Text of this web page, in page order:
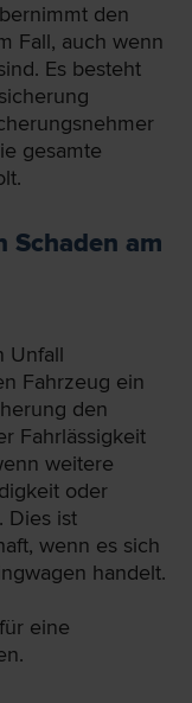
den
Fall, auch wenn
Es besteht
gesamte
Schaden am
Unfall
Fahrzeug ein
den
Fahrlässigkeit
weitere
oder
Dies ist
wenn es sich
handelt.
eine